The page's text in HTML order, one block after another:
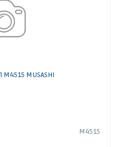
MUSASHI
M4515